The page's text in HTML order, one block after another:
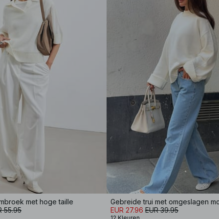
met hoge taille
55.95
Gebreide trui met omgeslagen
EUR 27.96 EUR 39.95